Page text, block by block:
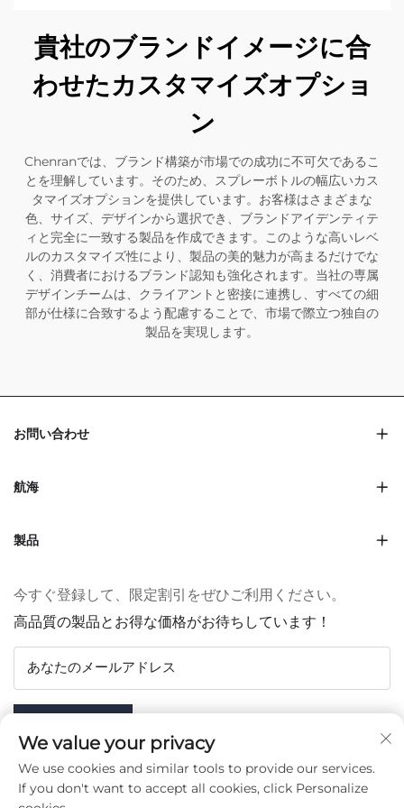
貴社のブランドイメージに合
わせたカスタマイズオプショ
ン
Chenranでは、ブランド構築が市場での成功に不可欠であるこ
とを理解しています。そのため、スプレーボトルの幅広いカス
タマイズオプションを提供しています。お客様はさまざまな
色、サイズ、デザインから選択でき、ブランドアイデンティテ
ィと完全に一致する製品を作成できます。このような高いレベ
ルのカスタマイズ性により、製品の美的魅力が高まるだけでな
く、消費者におけるブランド認知も強化されます。当社の専属
デザインチームは、クライアントと密接に連携し、すべての細
部が仕様に合致するよう配慮することで、市場で際立つ独自の
製品を実現します。
お問い合わせ
航海
製品
今すぐ登録して、限定割引をぜひご利用ください。
高品質の製品とお得な価格がお待ちしています！
あなたのメールアドレス
We value your privacy
We use cookies and similar tools to provide our services.
If you don't want to accept all cookies, click Personalize